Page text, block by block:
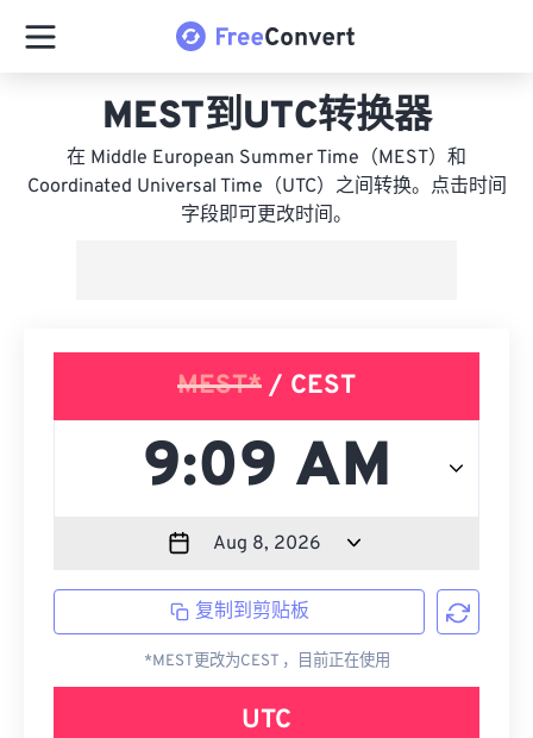
MEST到UTC转换器
在 Middle European Summer Time（MEST）和
Coordinated Universal Time（UTC）之间转换。点击时间
字段即可更改时间。
MEST* / CEST
复制到剪贴板
*MEST更改为CEST ，目前正在使用
UTC